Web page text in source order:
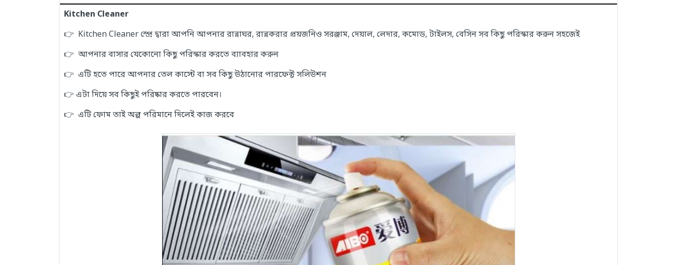
Kitchen Cleaner
👉 Kitchen Cleaner স্প্রে দ্বারা আপনি আপনার রান্নাঘর, রান্নকরার প্রয়জনিও সরঞ্জাম, দেয়াল, লেদার, কমোড, টাইলস, বেসিন সব কিছু পরিস্কার করুন সহজেই
👉 আপনার বাসার যেকোনো কিছু পরিস্কার করতে ব্যাবহার করুন
👉 এটি হতে পারে আপনার তেল কাস্টে বা সব কিছু উঠানোর পারফেক্ট সলিউশন
👉 এটা দিয়ে সব কিছুই পরিষ্কার করতে পারবেন।
👉 এটি ফোম তাই অল্প পরিমানে দিলেই কাজ করবে